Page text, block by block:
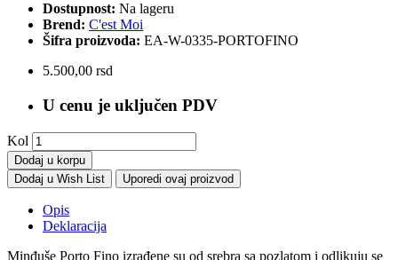
Dostupnost: Na lageru
Brend: C'est Moi
Šifra proizvoda: EA-W-0335-PORTOFINO
5.500,00 rsd
U cenu je uključen PDV
Kol
Dodaj u korpu
Dodaj u Wish List
Uporedi ovaj proizvod
Opis
Deklaracija
Minđuše Porto Fino izrađene su od srebra sa pozlatom i odlikuju se